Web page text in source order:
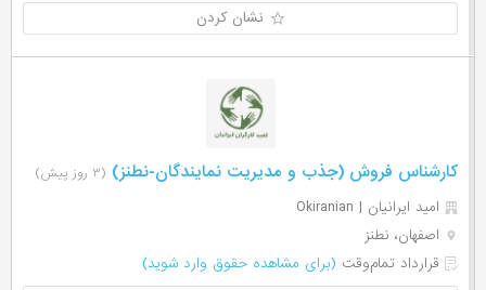
نشان کردن
کارشناس فروش (جذب و مدیریت نمایندگان-نطنز) (۳ روز پیش)
امید ایرانیان | Okiranian
اصفهان، نطنز
قرارداد تمام‌وقت (برای مشاهده حقوق وارد شوید)